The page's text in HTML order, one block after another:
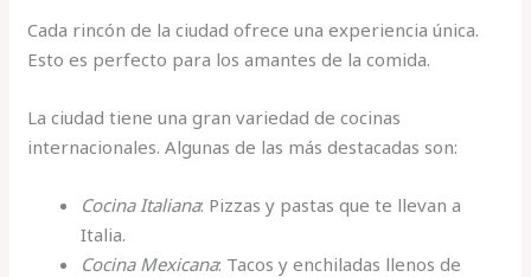
Cada rincón de la ciudad ofrece una experiencia única.
Esto es perfecto para los amantes de la comida.
La ciudad tiene una gran variedad de cocinas
internacionales. Algunas de las más destacadas son:
Cocina Italiana: Pizzas y pastas que te llevan a
Italia.
Cocina Mexicana: Tacos y enchiladas llenos de